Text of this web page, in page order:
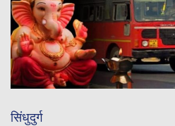
सिंधुदुर्ग